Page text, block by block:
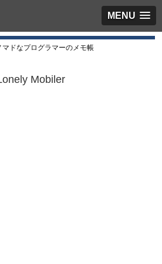
MENU
マドなプログラマーのメモ帳
Mobiler